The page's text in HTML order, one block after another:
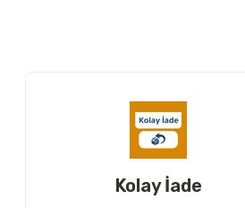
Ürün fiyatı diğer sitelerden daha
Kolay İade